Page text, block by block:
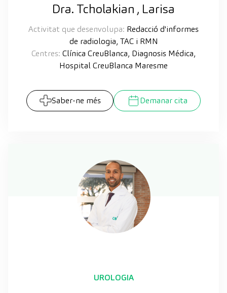
Dra. Tcholakian , Larisa
Activitat que desenvolupa: Redacció d'informes
de radiologia, TAC i RMN
Centres: Clínica CreuBlanca, Diagnosis Médica,
Hospital CreuBlanca Maresme
Saber-ne més Demanar cita
UROLOGIA